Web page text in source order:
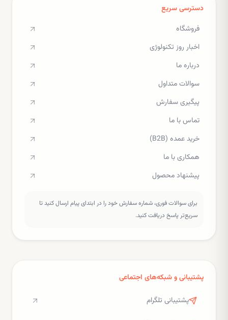
دسترسی سریع
فروشگاه
اخبار روز تکنولوژی
درباره ما
سوالات متداول
پیگیری سفارش
تماس با ما
خرید عمده (B2B)
همکاری با ما
پیشنهاد محصول
برای سوالات فوری، شماره سفارش خود را در ابتدای پیام ارسال کنید تا
سریع‌تر پاسخ دریافت کنید.
پشتیبانی و شبکه‌های اجتماعی
پشتیبانی تلگرام